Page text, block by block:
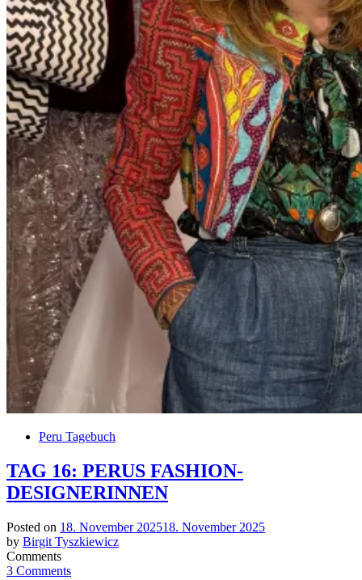
Peru Tagebuch
TAG 16: PERUS FASHION-
DESIGNERINNEN
Posted on 18. November 202518. November 2025
by Birgit Tyszkiewicz
Comments
3 Comments